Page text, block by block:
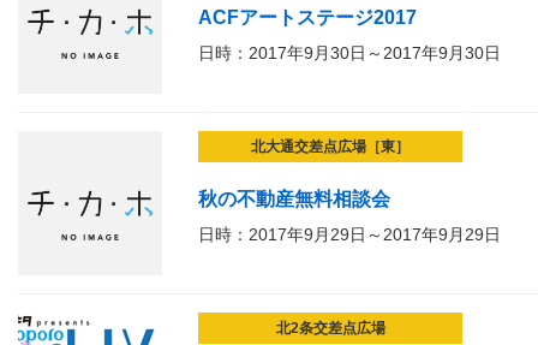
ACFアートステージ2017
日時：2017年9月30日～2017年9月30日
北大通交差点広場［東］
秋の不動産無料相談会
日時：2017年9月29日～2017年9月29日
北2条交差点広場